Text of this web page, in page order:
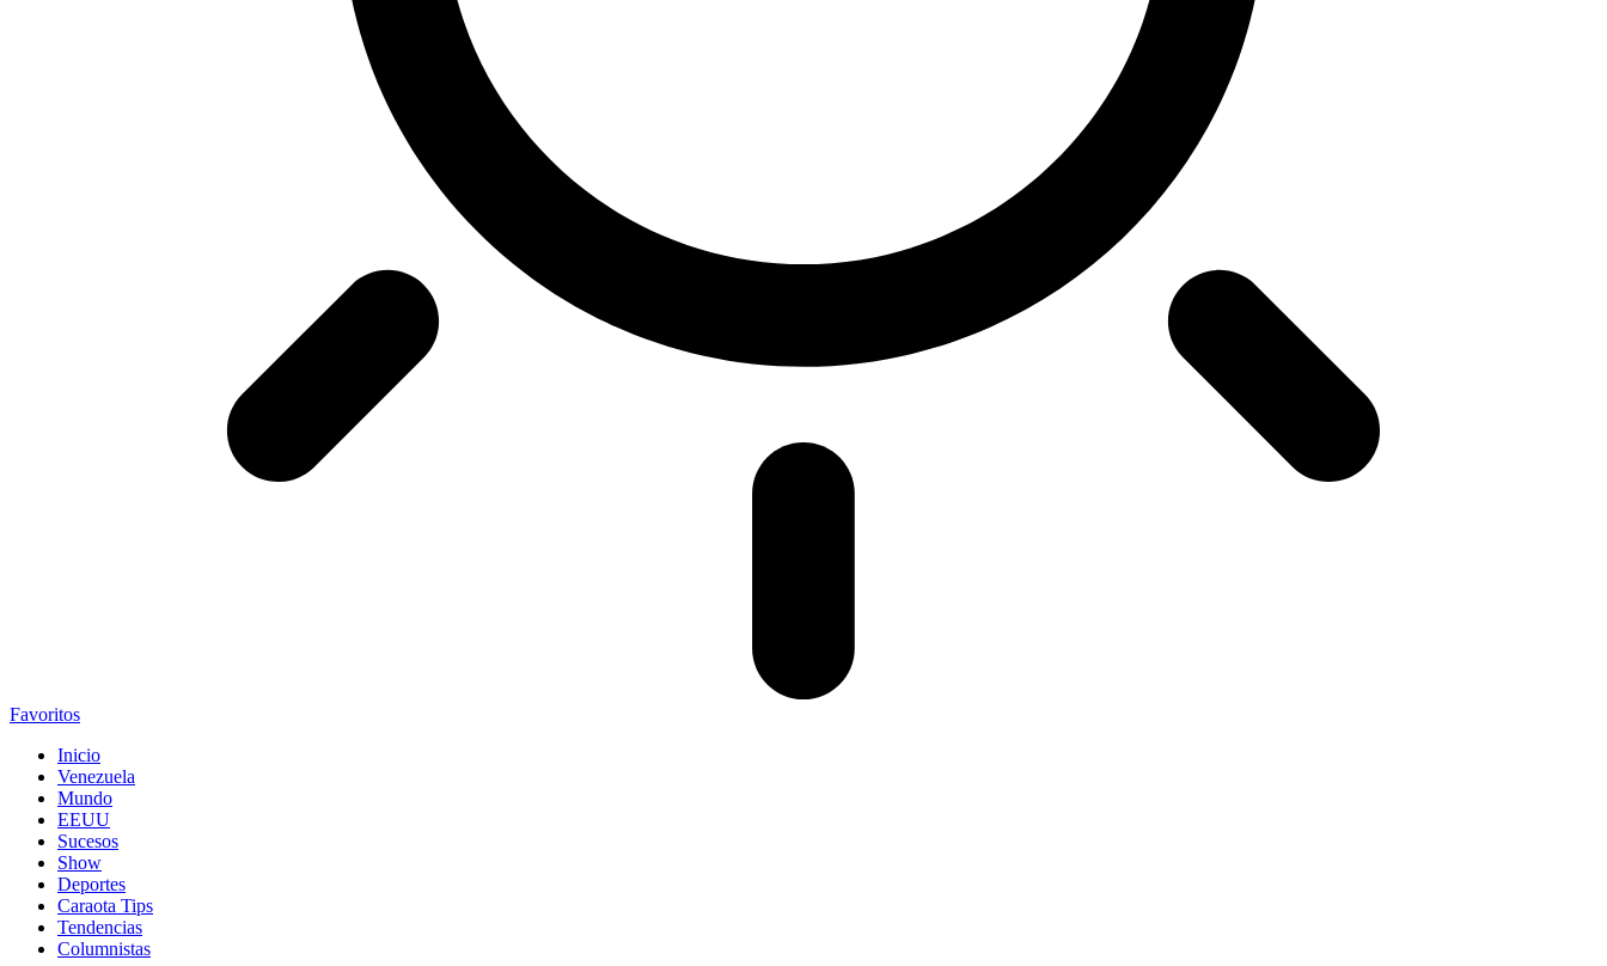
Favoritos
Inicio
Venezuela
Mundo
EEUU
Sucesos
Show
Deportes
Caraota Tips
Tendencias
Columnistas